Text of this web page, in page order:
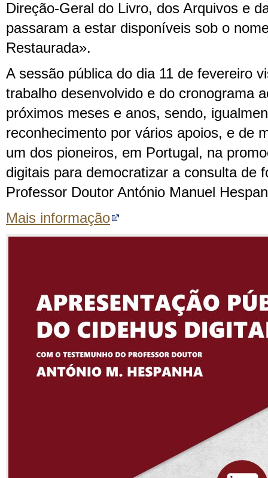
Direção-Geral do Livro, dos Arquivos e
passaram a estar disponíveis sob o
Restaurada».
A sessão pública do dia 11 de fevereiro
trabalho desenvolvido e do cronograma
próximos meses e anos, sendo,
reconhecimento por vários apoios, e de
um dos pioneiros, em Portugal, na
digitais para democratizar a consulta de
Professor Doutor António Manuel
Mais informação